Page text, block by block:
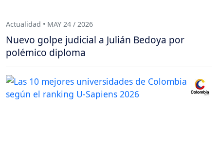
Actualidad • MAY 24 / 2026
Nuevo golpe judicial a Julián Bedoya por
polémico diploma